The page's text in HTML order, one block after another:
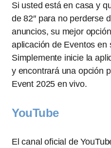
Si usted está en casa y
de 82″ para no perderse
anuncios, su mejor
aplicación de Eventos en
Simplemente inicie la
y encontrará una opción
Event 2025 en vivo.
YouTube
El canal oficial de